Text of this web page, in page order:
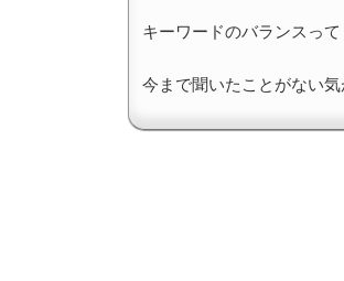
キーワードのバランスって
今まで聞いたことがない気